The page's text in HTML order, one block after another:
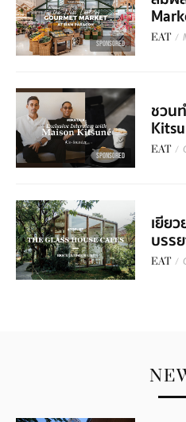
SPONSORED EAT /
SPONSORED
ชวน
EAT /
เยีย
บรร
EAT /